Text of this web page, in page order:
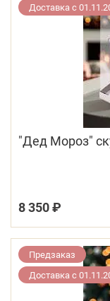
Доставка с
"Дед Мороз"
8 350 ₽
Предзаказ
Доставка с